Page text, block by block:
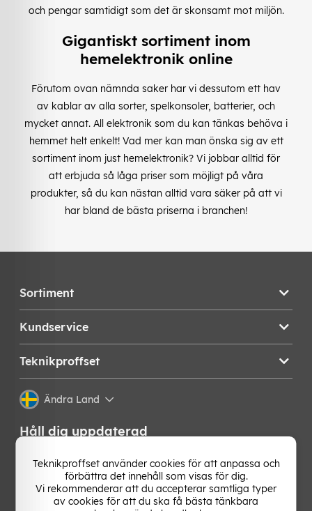
och pengar samtidigt som det är skonsamt mot miljön.
Gigantiskt sortiment inom
hemelektronik online
Förutom ovan nämnda saker har vi dessutom ett hav
av kablar av alla sorter, spelkonsoler, batterier, och
mycket annat. All elektronik som du kan tänkas behöva i
hemmet helt enkelt! Vad mer kan man önska sig av ett
sortiment inom just hemelektronik? Vi jobbar alltid för
att erbjuda så låga priser som möjligt på våra
produkter, så du kan nästan alltid vara säker på att vi
har bland de bästa priserna i branchen!
Sortiment
Kundservice
Teknikproffset
Ändra Land
Håll dig uppdaterad
Få de senaste nyheterna, hetaste erbjudandena och
bästa tipsen från oss direkt i din mejlkorg. Signa upp på
vårt nyhetsbrev!
Teknikproffset använder cookies för att anpassa och
förbättra det innehåll som visas för dig.
Vi rekommenderar att du accepterar samtliga typer
av cookies för att du ska få bästa tänkbara